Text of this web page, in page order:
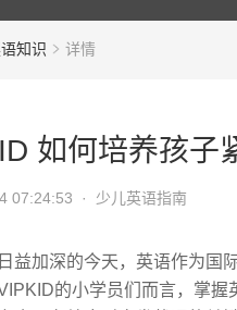
知识 详情
如何培养孩子
07:24:53 · 少儿英语指南
益加深的今天，英语作为国
的小学员们而言，掌